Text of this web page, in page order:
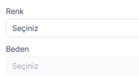
Renk
Beden